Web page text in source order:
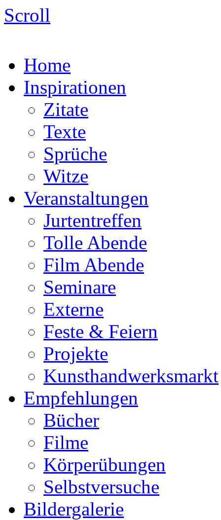
Scroll
Home
Inspirationen
Zitate
Texte
Sprüche
Witze
Veranstaltungen
Jurtentreffen
Tolle Abende
Film Abende
Seminare
Externe
Feste & Feiern
Projekte
Kunsthandwerksmarkt
Empfehlungen
Bücher
Filme
Körperübungen
Selbstversuche
Bildergalerie